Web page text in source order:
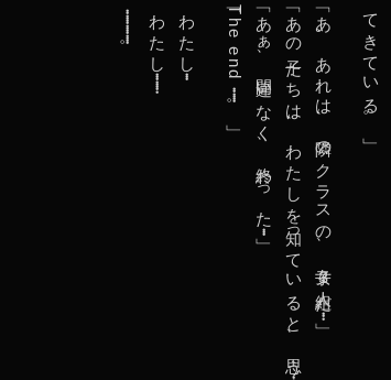
」
「あ、あれは、隣のクラスの、女子３人組だ・・・」
「あの子たちは、わたしを知っていると、思う・・・」
「あぁ、間違いなく、終わった・・・」
「The end・・・・・・。」
わたし・・・
わたし・・・・・・・・
・・・・・・・・・・・・・・。